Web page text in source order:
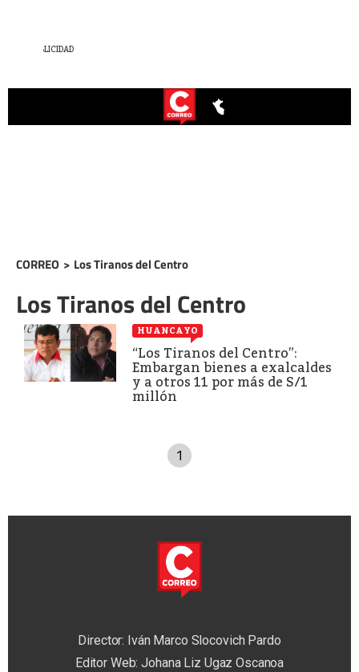
CORREO > Los Tiranos del Centro
Los Tiranos del Centro
HUANCAYO
“Los Tiranos del Centro”:
Embargan bienes a exalcaldes
y a otros 11 por más de S/1
millón
1
Director: Iván Marco Slocovich Pardo
Editor Web: Johana Liz Ugaz Oscanoa